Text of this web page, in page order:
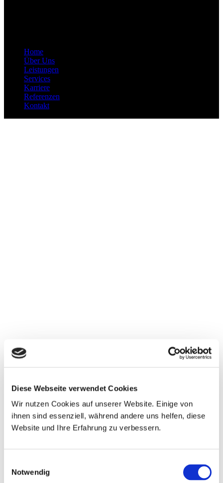
Diese Webseite verwendet Cookies
Wir nutzen Cookies auf unserer Website. Einige von
ihnen sind essenziell, während andere uns helfen, diese
Website und Ihre Erfahrung zu verbessern.
Notwendig
Home
Über Uns
Leistungen
Services
Karriere
Referenzen
Kontakt